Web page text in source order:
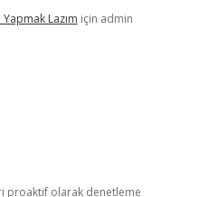
Lazım için admin
proaktif olarak denetleme